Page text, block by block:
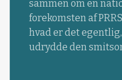
sammen om en
forekomsten af
hvad er det
udrydde den